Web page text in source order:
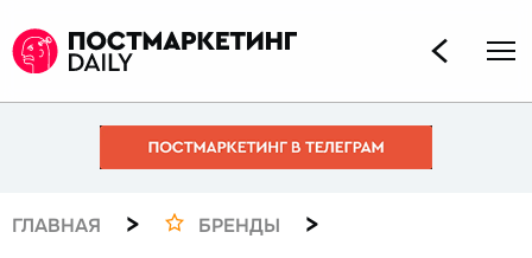
ГЛАВНАЯ > БРЕНДЫ >